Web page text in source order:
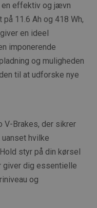
en effektiv og jævn
11.6 Ah og 418 Wh,
en ideel
imponerende
og muligheden
til at udforske nye
V-Brakes, der sikrer
hvilke
styr på din kørsel
giver dig essentielle
og